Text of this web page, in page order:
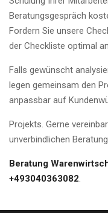
Beratungsgespräch
Fordern Sie unsere
der Checkliste optimal
Falls gewünscht
legen gemeinsam den
anpassbar auf
Projekts. Gerne
unverbindlichen
Beratung
+493040363082.